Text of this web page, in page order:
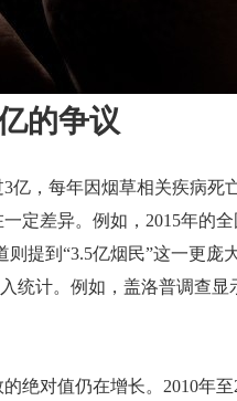
的争议
亿，每年因烟草相关疾病死
定差异。例如，2015年的
提到“3.5亿烟民”这一更庞
统计。例如，盖洛普调查显
绝对值仍在增长。2010年至